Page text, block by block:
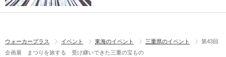
ウォーカープラス イベント 東海のイベント 三重県のイベント
第43回
企画展 まつりを旅する 受け継いできた三重の宝もの